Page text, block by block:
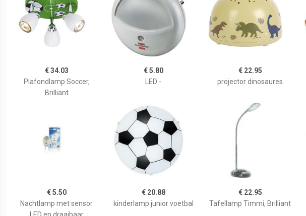
€ 34.03
Plafondlamp Soccer,
Brilliant
€ 5.80
LED -
€ 22.95
projector dinosaures
€ 5.50
Nachtlamp met sensor
€ 20.88
kinderlamp junior voetbal
€ 22.95
Tafellamp Timmi, Brilliant